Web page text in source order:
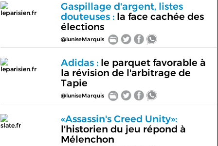
leparisien.fr
Gaspillage d'argent, listes
douteuses :la face cachée des
élections
@luniseMarquis
leparisien.fr
Adidas :le parquet favorable à
la révision de l'arbitrage de
Tapie
@luniseMarquis
slate.fr
«Assassin's Creed Unity»:
l'historien du jeu répond à
Mélenchon